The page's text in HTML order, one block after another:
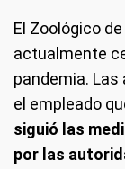
El Zoológico
actualmente
pandemia. Las
el empleado
siguió las
por las